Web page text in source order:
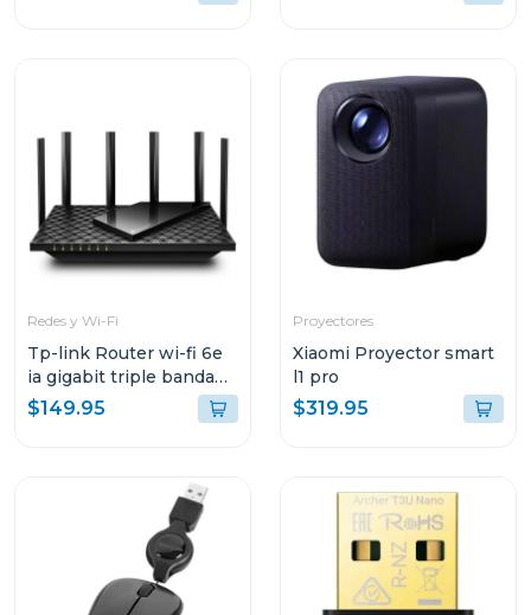
Redes y Wi-Fi
Tp-link Router wi-fi 6e
ia gigabit triple banda
axe5400
$149.95
Proyectores
Xiaomi Proyector smart
l1 pro
$319.95